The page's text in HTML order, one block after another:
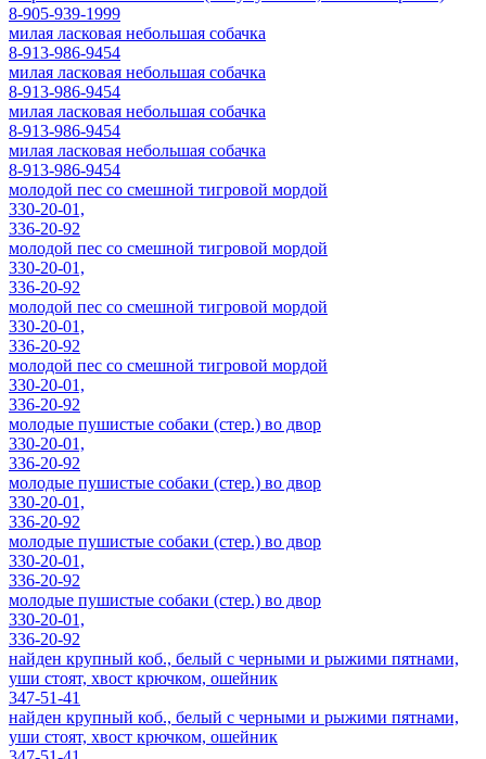
8-905-939-1999
милая ласковая небольшая собачка
8-913-986-9454
милая ласковая небольшая собачка
8-913-986-9454
милая ласковая небольшая собачка
8-913-986-9454
милая ласковая небольшая собачка
8-913-986-9454
молодой пес со смешной тигровой мордой
330-20-01,
336-20-92
молодой пес со смешной тигровой мордой
330-20-01,
336-20-92
молодой пес со смешной тигровой мордой
330-20-01,
336-20-92
молодой пес со смешной тигровой мордой
330-20-01,
336-20-92
молодые пушистые собаки (стер.) во двор
330-20-01,
336-20-92
молодые пушистые собаки (стер.) во двор
330-20-01,
336-20-92
молодые пушистые собаки (стер.) во двор
330-20-01,
336-20-92
молодые пушистые собаки (стер.) во двор
330-20-01,
336-20-92
найден крупный коб., белый с черными и рыжими пятнами,
уши стоят, хвост крючком, ошейник
347-51-41
найден крупный коб., белый с черными и рыжими пятнами,
уши стоят, хвост крючком, ошейник